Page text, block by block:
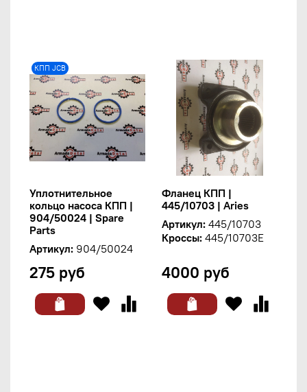
КПП JCB
Уплотнительное
кольцо насоса КПП |
904/50024 | Spare
Parts
Артикул: 904/50024
275 руб
Фланец КПП |
445/10703 | Aries
Артикул: 445/10703
Кроссы: 445/10703E
4000 руб